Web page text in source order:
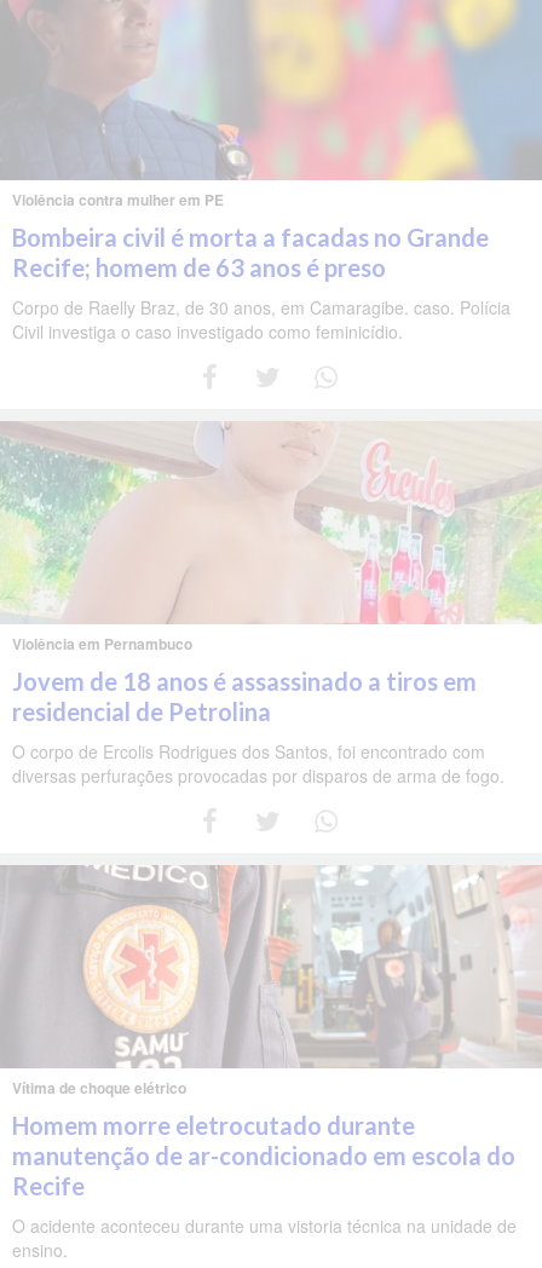
Violência contra mulher em PE
Bombeira civil é morta a facadas no Grande
Recife; homem de 63 anos é preso
Corpo de Raelly Braz, de 30 anos, em Camaragibe. caso. Polícia
Civil investiga o caso investigado como feminicídio.
Violência em Pernambuco
Jovem de 18 anos é assassinado a tiros em
residencial de Petrolina
O corpo de Ercolis Rodrigues dos Santos, foi encontrado com
diversas perfurações provocadas por disparos de arma de fogo.
Vítima de choque elétrico
Homem morre eletrocutado durante
manutenção de ar-condicionado em escola do
Recife
O acidente aconteceu durante uma vistoria técnica na unidade de
ensino.